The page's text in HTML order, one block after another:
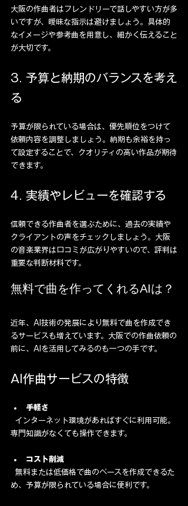
大阪の作曲者はフレンドリーで話しやすい方が多
いですが、曖昧な指示は避けましょう。具体的
なイメージや参考曲を用意し、細かく伝えること
が大切です。
3. 予算と納期のバランスを考え
る
予算が限られている場合は、優先順位をつけて
依頼内容を調整しましょう。納期も余裕を持っ
て設定することで、クオリティの高い作品が期待
できます。
4. 実績やレビューを確認する
信頼できる作曲者を選ぶために、過去の実績や
クライアントの声をチェックしましょう。大阪
の音楽業界は口コミが広がりやすいので、評判は
重要な判断材料です。
無料で曲を作ってくれるAIは？
近年、AI技術の発展により無料で曲を作成でき
るサービスも増えています。大阪での作曲依頼の
前に、AIを活用してみるのも一つの手です。
AI作曲サービスの特徴
手軽さ
専門知識がなくても操作できます。
コスト削減
め、予算が限られている場合に便利です。